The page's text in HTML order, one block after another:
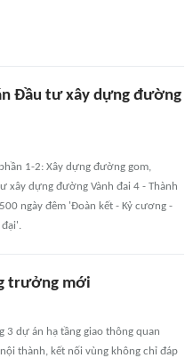
Đầu tư xây dựng đường
1-2: Xây dựng đường gom,
xây dựng đường Vành đai 4 - Thành
ngày đêm 'Ðoàn kết - Kỷ cương -
đại'.
trưởng mới
3 dự án hạ tầng giao thông quan
thành, kết nối vùng không chỉ đáp